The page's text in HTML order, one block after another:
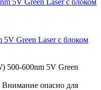
5V Green Laser c блоком
500-600nm 5V Green
Внимание опасно для